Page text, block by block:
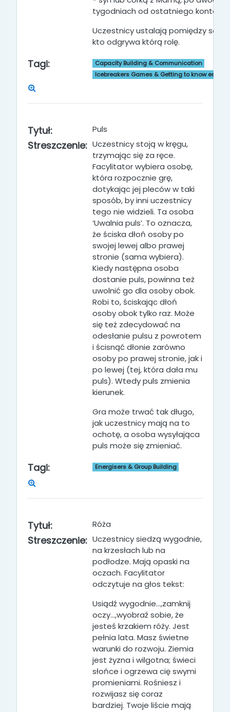
tygodniach od ostatniego
Uczestnicy ustalają pomiędzy sobą,
kto odgrywa którą rolę.
Tagi:
Capacity Building & Communication
Icebreakers Games & Getting to know each
Tytuł: Puls
Streszczenie: Uczestnicy stoją w kręgu,
trzymając się za ręce.
Facylitator wybiera osobę,
która rozpocznie grę,
dotykając jej pleców w taki
sposób, by inni uczestnicy
tego nie widzieli. Ta osoba
‘Uwalnia puls’. To oznacza,
że ściska dłoń osoby po
swojej lewej albo prawej
stronie (sama wybiera).
Kiedy następna osoba
dostanie puls, powinna też
uwolnić go dla osoby obok.
Robi to, ściskając dłoń
osoby obok tylko raz. Może
się też zdecydować na
odesłanie pulsu z powrotem
i ścisnąć dłonie zarówno
osoby po prawej stronie, jak i
po lewej (tej, która dała mu
puls). Wtedy puls zmienia
kierunek.
Gra może trwać tak długo,
jak uczestnicy mają na to
ochotę, a osoba wysyłająca
puls może się zmieniać.
Tagi: Energisers & Group Building
Tytuł: Róża
Streszczenie: Uczestnicy siedzą wygodnie,
na krzesłach lub na
podłodze. Mają opaski na
oczach. Facylitator
odczytuje na głos tekst:
Usiądź wygodnie…,zamknij
oczy…,wyobraź sobie, że
jesteś krzakiem róży. Jest
pełnia lata. Masz świetne
warunki do rozwoju. Ziemia
jest żyzna i wilgotna; świeci
słońce i ogrzewa cię swymi
promieniami. Rośniesz i
rozwijasz się coraz
bardziej. Twoje liście mają